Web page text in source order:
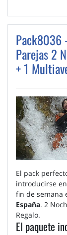
Pack8036
Parejas 2
+ 1
El pack
introducirse
fin de semana
España. 2
Regalo.
El paquete